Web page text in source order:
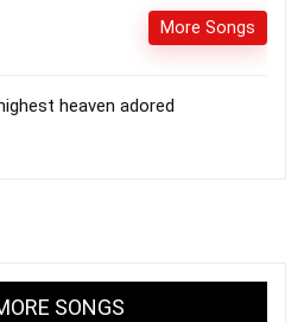
More Songs
heaven adored
SONGS